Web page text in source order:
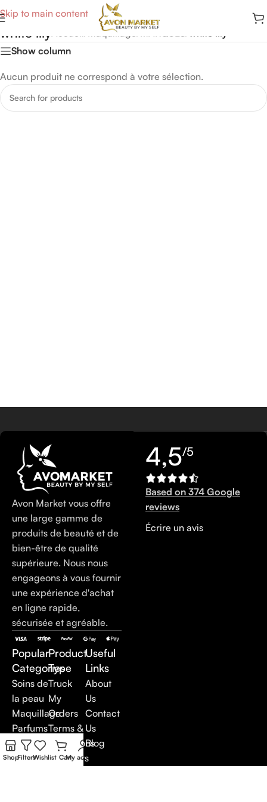
Skip to main content
white lily Maquillage/ MARQUES
Show column
Aucun produit ne correspond à votre sélection.
Avon Market vous offre
une large gamme de
produits de beauté et de
bien-être de qualité
supérieure. Nous nous
engageons à vous fournir
une expérience d'achat
en ligne rapide,
sécurisée et agréable.
Popular
Categories
Soins de
la peau
Maquillage
Parfums
Soins du
corps
Product
Type
Truck
My
Orders
Terms &
Conditions
Suppliers
Useful
Links
About
Us
Contact
Us
Blog
4,5/5
Based on 374 Google
reviews
Écrire un avis
ShopFiltersWishlist CartMy account